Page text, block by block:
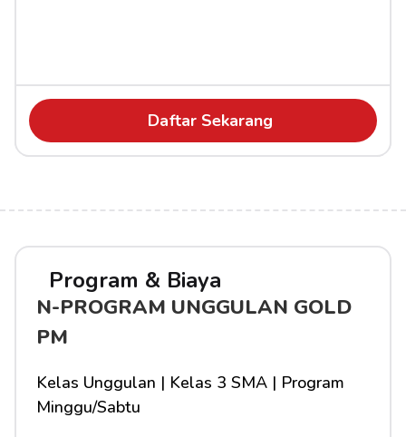
Daftar Sekarang
Program & Biaya
N-PROGRAM UNGGULAN GOLD
PM
Kelas Unggulan | Kelas 3 SMA | Program
Minggu/Sabtu